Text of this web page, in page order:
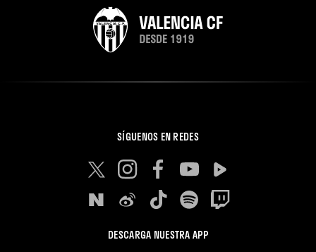
SÍGUENOS EN REDES
DESCARGA NUESTRA APP